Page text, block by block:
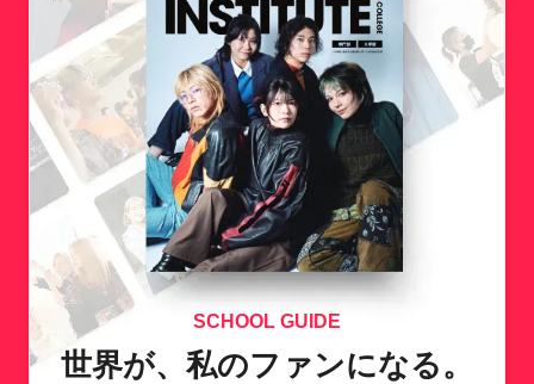
SCHOOL GUIDE
世界が、私のファンになる。